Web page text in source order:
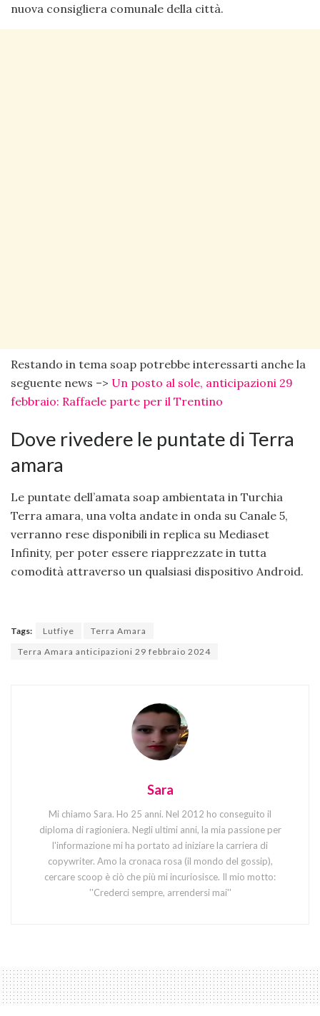
nuova consigliera comunale della città.
Restando in tema soap potrebbe interessarti anche la
seguente news –> Un posto al sole, anticipazioni 29
febbraio: Raffaele parte per il Trentino
Dove rivedere le puntate di Terra
amara
Le puntate dell’amata soap ambientata in Turchia
Terra amara, una volta andate in onda su Canale 5,
verranno rese disponibili in replica su Mediaset
Infinity, per poter essere riapprezzate in tutta
comodità attraverso un qualsiasi dispositivo Android.
Tags: Lutfiye
Terra Amara
Terra Amara anticipazioni 29 febbraio 2024
Sara
Mi chiamo Sara. Ho 25 anni. Nel 2012 ho conseguito il
diploma di ragioniera. Negli ultimi anni, la mia passione per
l'informazione mi ha portato ad iniziare la carriera di
copywriter. Amo la cronaca rosa (il mondo del gossip),
cercare scoop è ciò che più mi incuriosisce. Il mio motto:
''Crederci sempre, arrendersi mai''